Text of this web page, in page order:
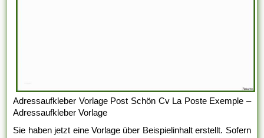
Adressaufkleber Vorlage Post Schön Cv La Poste Exemple –
Adressaufkleber Vorlage
Sie haben jetzt eine Vorlage über Beispielinhalt erstellt. Sofern